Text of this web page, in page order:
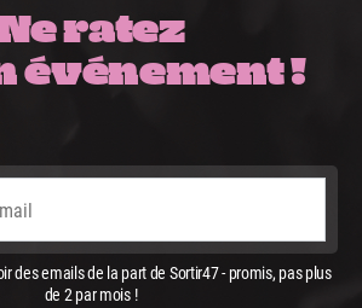
ratez
événement !
des emails de la part de Sortir47 - promis, pas plus
de 2 par mois !